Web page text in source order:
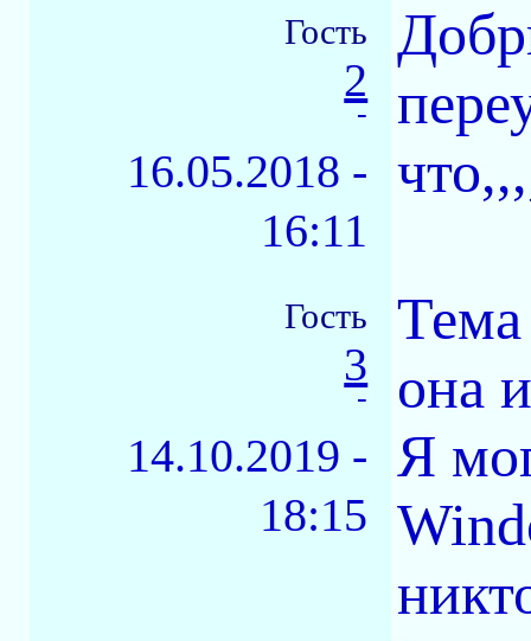
Гость
2
-
16.05.2018 -
16:11
Гость
3
-
14.10.2019 -
18:15
Тема
она
Я